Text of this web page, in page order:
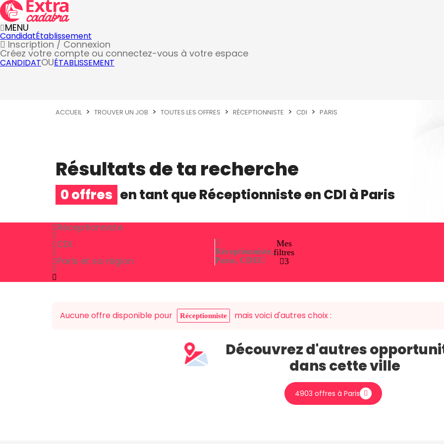
MENU
CandidatÉtablissement
Inscription / Connexion
Créez votre compte ou connectez-vous à votre espace
CANDIDATOUÉTABLISSEMENT
ACCUEIL TROUVER UN JOB TOUTES LES OFFRES RÉCEPTIONNISTE CDI PARIS
Résultats de ta recherche
0 offres en tant queRéceptionnisteenCDIàParis
Réceptionniste
CDI
Paris et sa région
Réceptionniste,
Paris, CDI3
Mes
filtres
3
Aucune offre disponible pour Réceptionniste mais voici d'autres choix :
Découvrez d'autres
dans cette ville
4903 offres à Paris